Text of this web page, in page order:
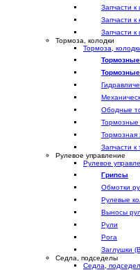
Запчасти
Запчасти к
Запчасти к
Тормоза, колодки
Тормоза,
Ободные
Тормозные
Тормозная
Запчасти
Рулевое управление
Рулевое
Грипсы
Обмотки
Рулевые
Выносы
Рули
Рога
Заглушки
Седла, подседелы
Седла,